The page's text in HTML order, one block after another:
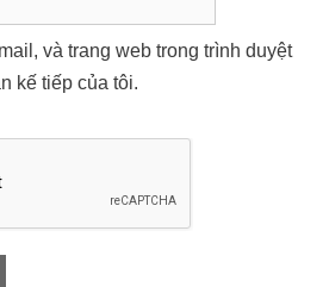
và trang web trong trình duyệt
kế tiếp của tôi.